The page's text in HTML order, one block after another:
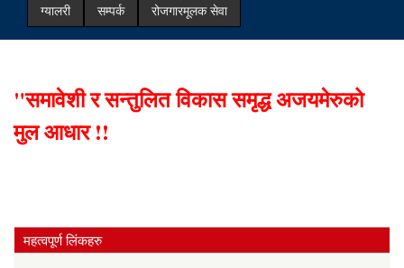
ग्यालरी
सम्पर्क रोजगारमूलक सेवा
"समावेशी र सन्तुलित विकास समृद्ध अजयमेरुको
मुल आधार !!
महत्वपूर्ण लिंकहरु